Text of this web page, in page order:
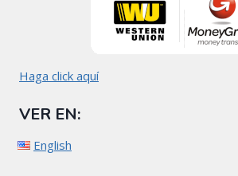
Haga click aquí
VER EN:
English